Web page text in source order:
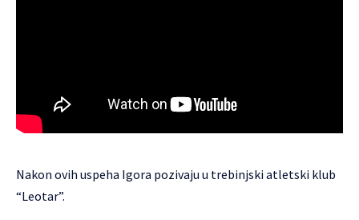
Nakon ovih uspeha Igora pozivaju u trebinjski atletski klub
“Leotar”.